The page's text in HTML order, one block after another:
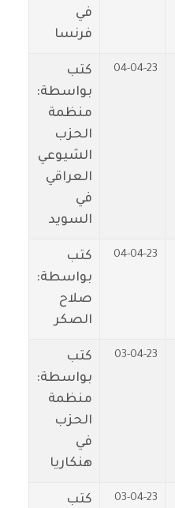
في
فرنسا
04-04-23
كتب
بواسطة:
منظمة
الحزب
الشيوعي
العراقي
في
السويد
04-04-23
كتب
بواسطة:
صلاح
الصكر
03-04-23
كتب
بواسطة:
منظمة
الحزب
في
هنكاريا
03-04-23
كتب